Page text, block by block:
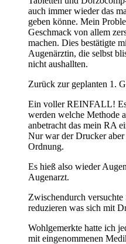
auch immer wieder das
geben könne. Mein
Geschmack von allem
machen. Dies bestätigte
Augenärztin, die selbst
nicht aushallten.
Zurück zur geplanten 1.
Ein voller REINFALL! Es
werden welche Methode
anbetracht das mein RA
Nur war der Drucker
Ordnung.
Es hieß also wieder
Augenarzt.
Zwischendurch versuchte
reduzieren was sich mit
Wohlgemerkte hatte ich
mit eingenommenen